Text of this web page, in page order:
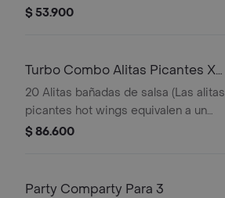
trozo de ala) + 2 Papa Pequeña + 2
$ 53.900
Turbo Combo Alitas Picantes X
20
20 Alitas bañadas de salsa (Las alitas
picantes hot wings equivalen a un
trozo de ala) + 3 Papa Pequeña + 1
$ 86.600
Party Comparty Para 3